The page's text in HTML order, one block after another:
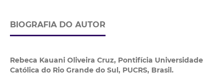
BIOGRAFIA DO AUTOR
Rebeca Kauani Oliveira Cruz, Pontifícia Universidade
Católica do Rio Grande do Sul, PUCRS, Brasil.